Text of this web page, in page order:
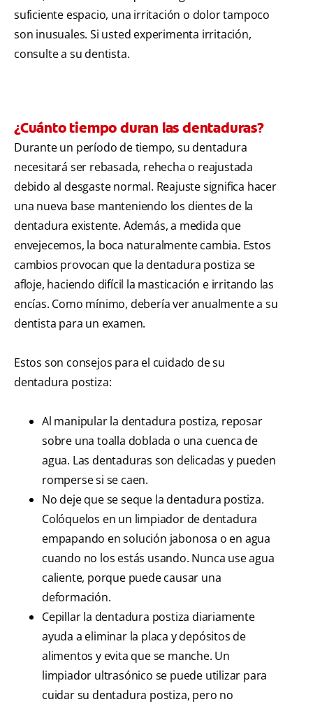
suficiente espacio, una irritación o dolor tampoco
son inusuales. Si usted experimenta irritación,
consulte a su dentista.
¿Cuánto tiempo duran las dentaduras?
Durante un período de tiempo, su dentadura
necesitará ser rebasada, rehecha o reajustada
debido al desgaste normal. Reajuste significa hacer
una nueva base manteniendo los dientes de la
dentadura existente. Además, a medida que
envejecemos, la boca naturalmente cambia. Estos
cambios provocan que la dentadura postiza se
afloje, haciendo difícil la masticación e irritando las
encías. Como mínimo, debería ver anualmente a su
dentista para un examen.
Estos son consejos para el cuidado de su
dentadura postiza:
Al manipular la dentadura postiza, reposar
sobre una toalla doblada o una cuenca de
agua. Las dentaduras son delicadas y pueden
romperse si se caen.
No deje que se seque la dentadura postiza.
Colóquelos en un limpiador de dentadura
empapando en solución jabonosa o en agua
cuando no los estás usando. Nunca use agua
caliente, porque puede causar una
deformación.
Cepillar la dentadura postiza diariamente
ayuda a eliminar la placa y depósitos de
alimentos y evita que se manche. Un
limpiador ultrasónico se puede utilizar para
cuidar su dentadura postiza, pero no